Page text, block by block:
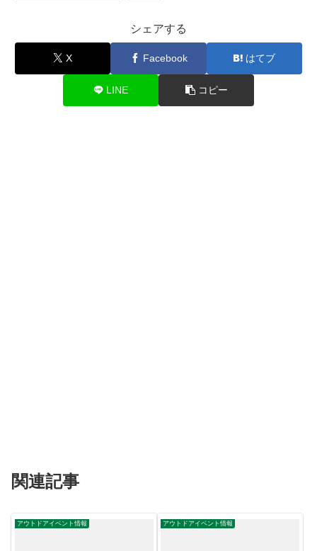
シェアする
X Facebook はてブ
LINE コピー
関連記事
アウトドアイベント情報 アウトドアイベント情報